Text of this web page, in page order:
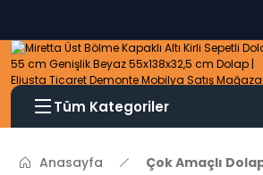
Tüm Kategoriler
Anasayfa Çok Amaçlı